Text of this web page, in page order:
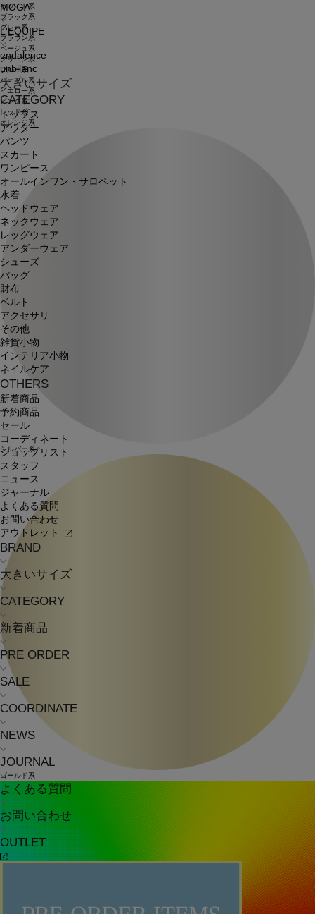
MOGA
L'EQUIPE
endalence
unbilanc
大きいサイズ
CATEGORY
トップス
アウター
パンツ
スカート
ワンピース
オールインワン・サロペット
水着
ヘッドウェア
ネックウェア
レッグウェア
アンダーウェア
シューズ
バッグ
財布
ベルト
アクセサリ
その他
雑貨小物
インテリア小物
ネイルケア
OTHERS
新着商品
予約商品
セール
コーディネート
ショップリスト
スタッフ
ニュース
ジャーナル
よくある質問
お問い合わせ
アウトレット
BRAND
大きいサイズ
CATEGORY
新着商品
PRE ORDER
SALE
COORDINATE
NEWS
JOURNAL
よくある質問
お問い合わせ
OUTLET
ホワイト系
ブラック系
グレー系
ブラウン系
ベージュ系
グリーン系
ブルー系
パープル系
イエロー系
ピンク系
レッド系
オレンジ系
シルバー系
ゴールド系